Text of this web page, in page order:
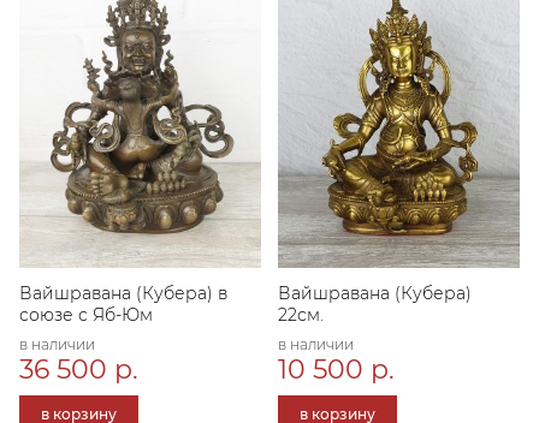
Вайшравана (Кубера) в
союзе с Яб-Юм
в наличии
36 500 р.
в корзину
Вайшравана (Кубера)
22см.
в наличии
10 500 р.
в корзину